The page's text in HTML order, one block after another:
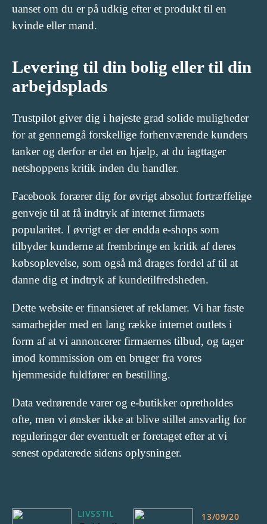
uanset om du er på udkig efter et produkt til en
kvinde eller mand.
Levering til din bolig eller til din
arbejdsplads
Trustpilot giver dig i højeste grad solide muligheder
for at gennemgå forskellige forhenværende kunders
tanker og derfor er det en hjælp, at du iagttager
netshoppens kritik inden du handler.
Facebook forærer dig for øvrigt absolut fortræffelige
genveje til at få indtryk af internet firmaets
popularitet. I øvrigt er der endda e-shops som
tilbyder kunderne at frembringe en kritik af deres
købsoplevelse, som også må drages fordel af til at
danne dig et indtryk af kundetilfredsheden.
Dette website er finansieret af reklamer. Vi har faste
samarbejder med en lang række internet outlets i
form af at vi annoncerer firmaernes tilbud, og tager
imod kommission om en bruger fra vores
hjemmeside fuldfører en bestilling.
Data vedrørende varer og e-butikker opretholdes
ofte, men vi ønsker ikke at blive stillet ansvarlig for
reguleringer der eventuelt er foretaget efter at vi
senest opdaterede sidens oplysninger.
LIVSSTIL
13/09/20